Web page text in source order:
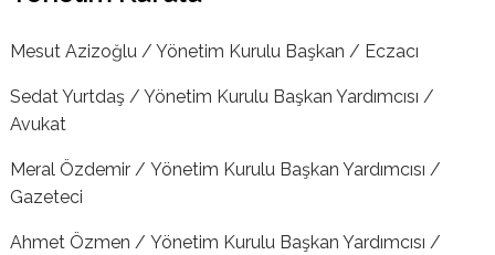
Mesut Azizoğlu /Yönetim Kurulu Başkan / Eczacı
Sedat Yurtdaş / Yönetim Kurulu Başkan Yardımcısı /
Avukat
Meral Özdemir / Yönetim Kurulu Başkan Yardımcısı /
Gazeteci
Ahmet Özmen / Yönetim Kurulu Başkan Yardımcısı /